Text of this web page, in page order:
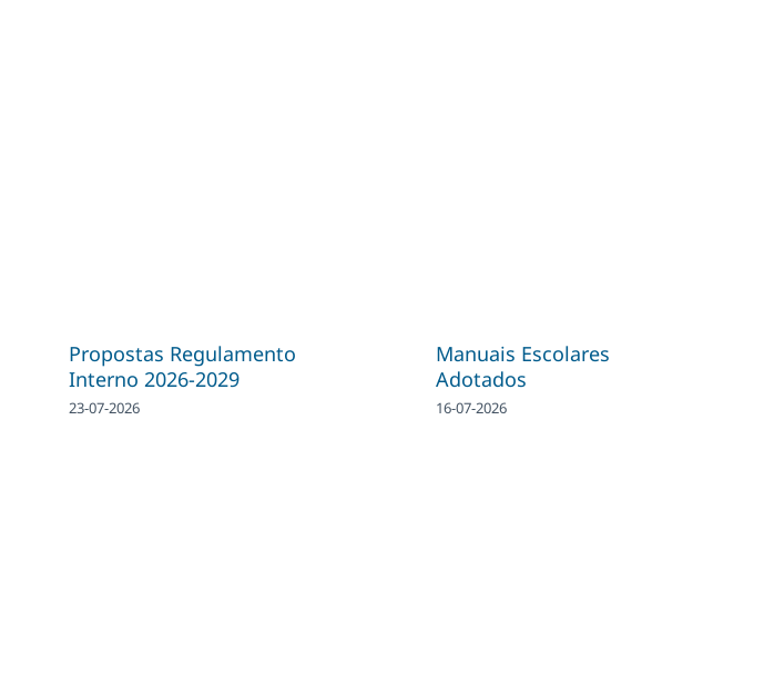
Propostas Regulamento
Interno 2026-2029
23-07-2026
Manuais Escolares
Adotados
16-07-2026